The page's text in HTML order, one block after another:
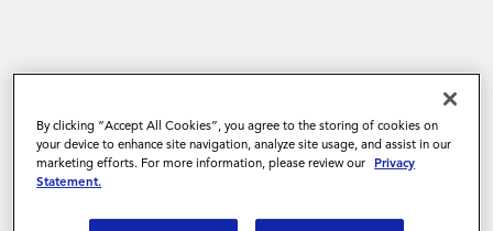
Ihre Vorteile
Unsere umfassende DEI-Lösung für externes
Personal ist einzigartig am Markt. Mit unserer
By clicking “Accept All Cookies”, you agree to the storing of cookies on
your device to enhance site navigation, analyze site usage, and assist in our
marketing efforts. For more information, please review our Privacy
Statement.